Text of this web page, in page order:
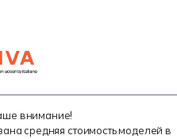
внимание!
средняя стоимость моделей в